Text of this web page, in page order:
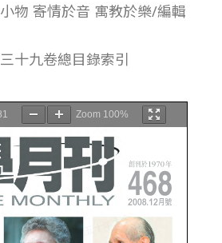
物 寄情於音 寓教於樂/編輯
十九卷總目錄索引
Zoom 100%